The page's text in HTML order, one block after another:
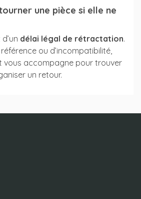
une pièce si elle ne
délai légal de rétractation.
ou d’incompatibilité,
vous accompagne pour trouver
un retour.